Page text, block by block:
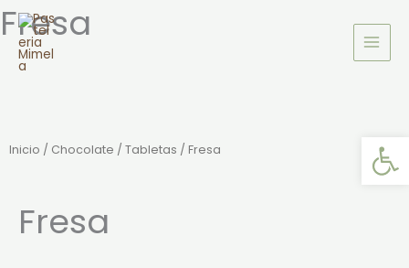
Ir
al
contenido
Fresa
Inicio / Chocolate / Tabletas / Fresa
Fresa